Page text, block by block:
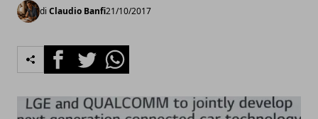
di Claudio Banfi21/10/2017
FacebookTwitterWhatsapp